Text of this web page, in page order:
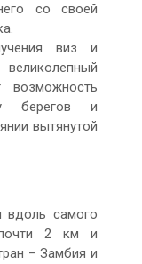
со своей
виз и
берегов и
вытянутой
вдоль самого
2 км и
– Замбия и